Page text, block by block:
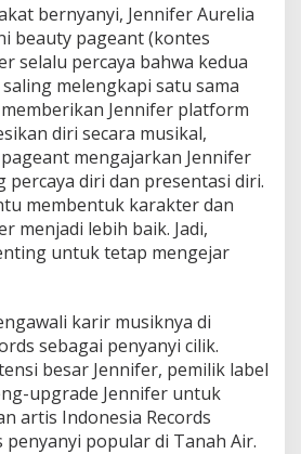
bernyanyi, Jennifer Aurelia
beauty pageant (kontes
selalu percaya bahwa kedua
melengkapi satu sama
Jennifer platform
diri secara musikal,
mengajarkan Jennifer
percaya diri dan presentasi diri.
membentuk karakter dan
menjadi lebih baik. Jadi,
untuk tetap mengejar
karir musiknya di
sebagai penyanyi cilik.
besar Jennifer, pemilik label
upgrade Jennifer untuk
artis Indonesia Records
popular di Tanah Air.